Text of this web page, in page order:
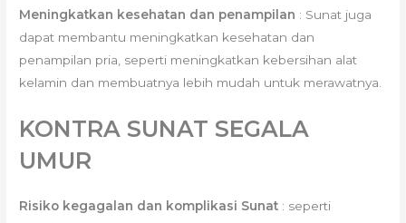
Meningkatkan kesehatan dan penampilan : Sunat juga
dapat membantu meningkatkan kesehatan dan
penampilan pria, seperti meningkatkan kebersihan alat
kelamin dan membuatnya lebih mudah untuk merawatnya.
KONTRA SUNAT SEGALA
UMUR
Risiko kegagalan dan komplikasi Sunat : seperti